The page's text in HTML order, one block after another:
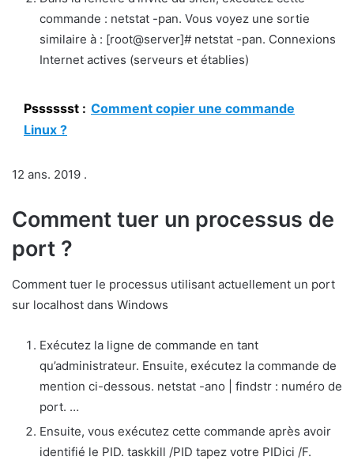
commande : netstat -pan. Vous voyez une sortie
similaire à : [root@server]# netstat -pan. Connexions
Internet actives (serveurs et établies)
Psssssst : Comment copier une commande
Linux ?
12 ans. 2019 .
Comment tuer un processus de
port ?
Comment tuer le processus utilisant actuellement un port
sur localhost dans Windows
Exécutez la ligne de commande en tant
qu’administrateur. Ensuite, exécutez la commande de
mention ci-dessous. netstat -ano | findstr : numéro de
port. …
Ensuite, vous exécutez cette commande après avoir
identifié le PID. taskkill /PID tapez votre PIDici /F.